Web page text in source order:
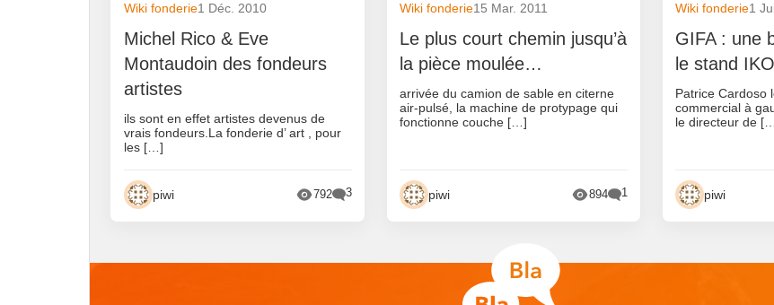
Wiki fonderie1 Déc. 2010
Michel Rico & Eve
Montaudoin des fondeurs
artistes
ils sont en effet artistes devenus de
vrais fondeurs.La fonderie d’ art , pour
les […]
piwi 792 3
Wiki fonderie15 Mar. 2011
Le plus court chemin jusqu’à
la pièce moulée…
arrivée du camion de sable en citerne
air-pulsé, la machine de protypage qui
fonctionne couche […]
piwi 894 1
Wiki fonderie1
GIFA : une
le stand IKO
Patrice Cardoso
commercial à
le directeur de
piwi